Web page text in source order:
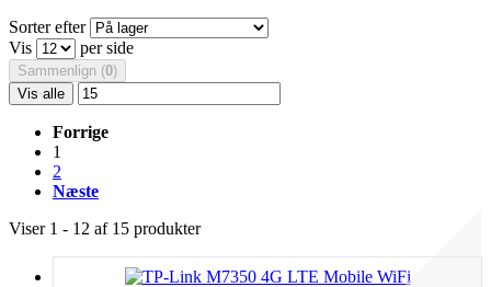
Sorter efter
Vis
per side
Sammenlign (0)
Vis alle
Forrige
1
2
Næste
Viser 1 - 12 af 15 produkter